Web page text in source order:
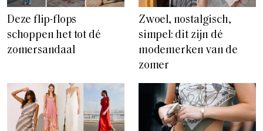
Deze flip-flops
schoppen het tot dé
zomersandaal
Zwoel, nostalgisch,
simpel: dit zijn dé
modemerken van de
zomer